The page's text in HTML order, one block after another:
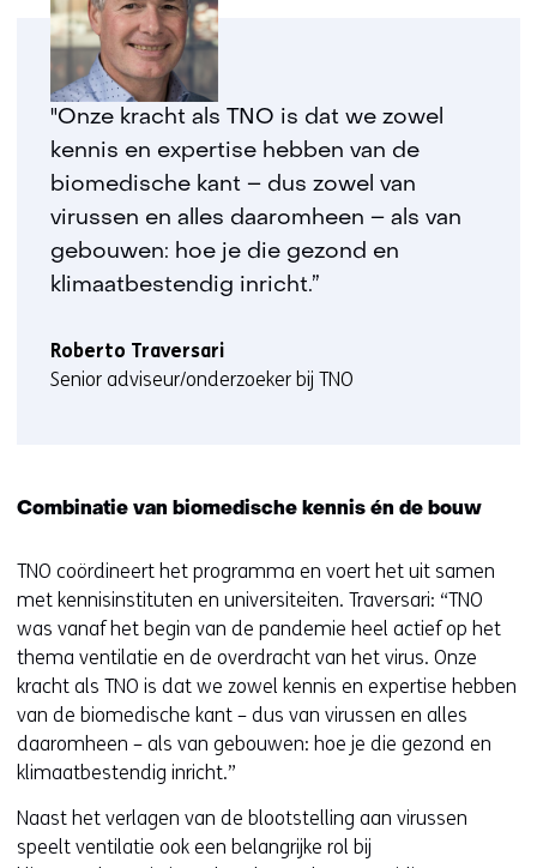
"Onze kracht als TNO is dat we zowel
kennis en expertise hebben van de
biomedische kant – dus zowel van
virussen en alles daaromheen – als van
gebouwen: hoe je die gezond en
klimaatbestendig inricht.”
Roberto Traversari
Senior adviseur/onderzoeker bij TNO
Combinatie van biomedische kennis én de bouw
TNO coördineert het programma en voert het uit samen
met kennisinstituten en universiteiten. Traversari: “TNO
was vanaf het begin van de pandemie heel actief op het
thema ventilatie en de overdracht van het virus. Onze
kracht als TNO is dat we zowel kennis en expertise hebben
van de biomedische kant – dus van virussen en alles
daaromheen – als van gebouwen: hoe je die gezond en
klimaatbestendig inricht.”
Naast het verlagen van de blootstelling aan virussen
speelt ventilatie ook een belangrijke rol bij